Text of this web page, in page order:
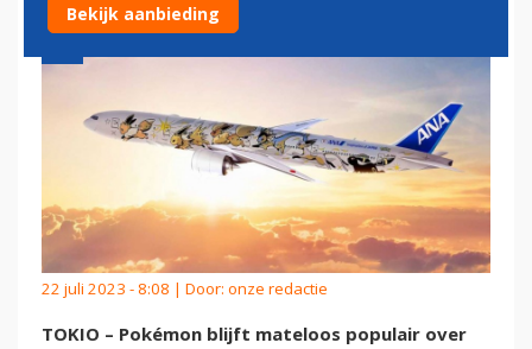
22 juli 2023 - 8:08 | Door: onze redactie
TOKIO – Pokémon blijft mateloos populair over
Bekijk aanbieding